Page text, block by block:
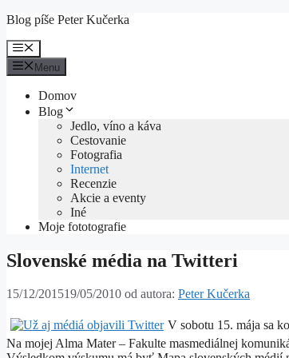
Preskočiť
obsah
Blog píše Peter Kučerka
Menu
Menu
Domov
Blog
Jedlo, víno a káva
Cestovanie
Fotografia
Internet
Recenzie
Akcie a eventy
Iné
Moje fototografie
Slovenské média na Twitteri
15/12/201519/05/2010 od autora: Peter Kučerka
V sobotu 15. mája sa
Na mojej Alma Mater – Fakulte masmediálnej